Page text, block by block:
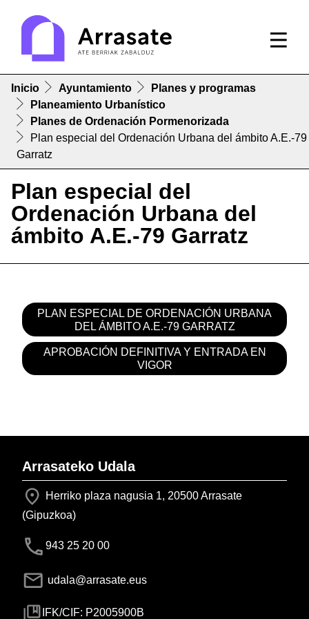
Inicio Ayuntamiento
Planes y programas
Planeamiento Urbanístico
Planes de Ordenación Pormenorizada
Plan especial del Ordenación Urbana del ámbito A.E.-79
Garratz
Plan especial del
Ordenación Urbana del
ámbito A.E.-79 Garratz
PLAN ESPECIAL DE ORDENACIÓN URBANA
DEL ÁMBITO A.E.-79 GARRATZ
APROBACIÓN DEFINITIVA Y ENTRADA EN
VIGOR
Arrasateko Udala
Herriko plaza nagusia 1, 20500 Arrasate
(Gipuzkoa)
943 25 20 00
udala@arrasate.eus
IFK/CIF: P2005900B